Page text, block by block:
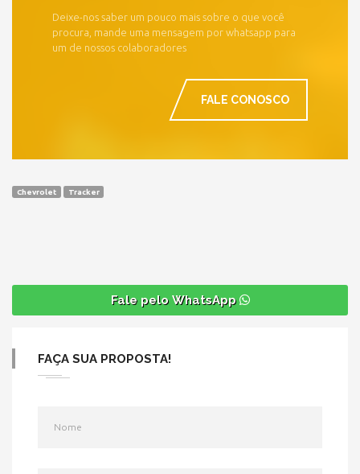
Deixe-nos saber um pouco mais sobre o que você
procura, mande uma mensagem por whatsapp para
um de nossos colaboradores
FALE CONOSCO
Chevrolet Tracker
Fale pelo WhatsApp
FAÇA SUA PROPOSTA!